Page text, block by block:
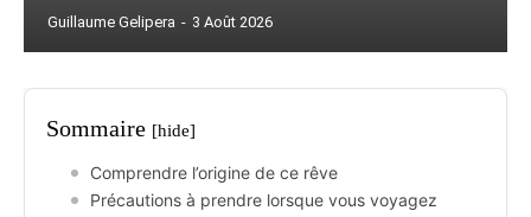
Guillaume Gelipera - 3 Août 2026
Sommaire [hide]
Comprendre l’origine de ce rêve
Précautions à prendre lorsque vous voyagez